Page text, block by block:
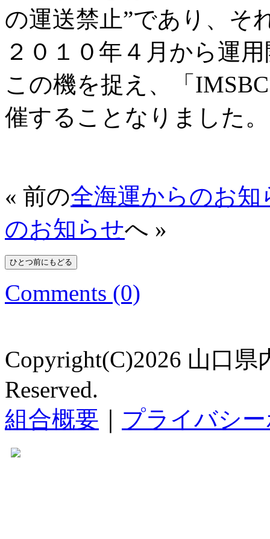
の運送禁止”であり、そ
２０１０年４月から運
この機を捉え、「
催することなりました。
« 前の全海運からのお知
のお知らせへ »
Comments (0)
Copyright(C)2026 山口
Reserved.
組合概要
プライバシ